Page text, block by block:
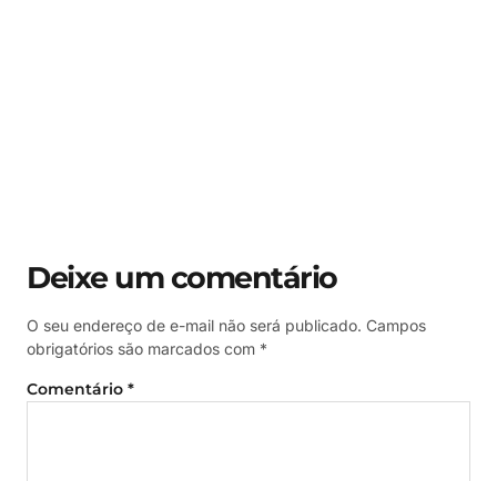
Deixe um comentário
O seu endereço de e-mail não será publicado. Campos
obrigatórios são marcados com *
Comentário *